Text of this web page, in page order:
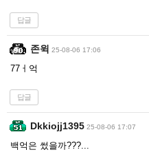
답글
존윅 25-08-06 17:06
77ㅓ억
답글
Dkkiojj1395 25-08-06 17:07
백억은 썼을까???...